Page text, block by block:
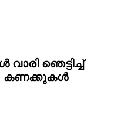
ഞെട്ടിച്ച്
കണക്കുകൾ